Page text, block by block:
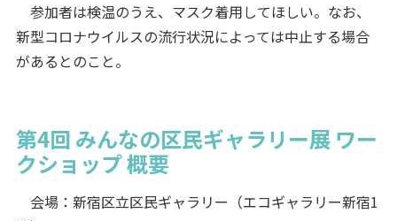
参加者は検温のうえ、マスク着用してほしい。なお、
新型コロナウイルスの流行状況によっては中止する場合
があるとのこと。
第4回 みんなの区民ギャラリー展 ワー
クショップ 概要
会場：新宿区立区民ギャラリー（エコギャラリー新宿1